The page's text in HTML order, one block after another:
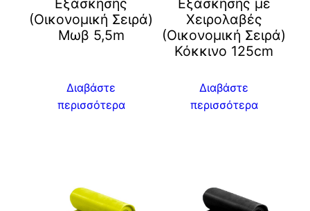
Εξάσκησης
(Οικονομική Σειρά)
Μωβ 5,5m
Διαβάστε
περισσότερα
Εξάσκησης με
Χειρολαβές
(Οικονομική Σειρά)
Κόκκινο 125cm
Διαβάστε
περισσότερα